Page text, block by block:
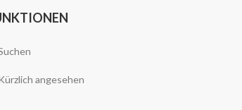
angesehen